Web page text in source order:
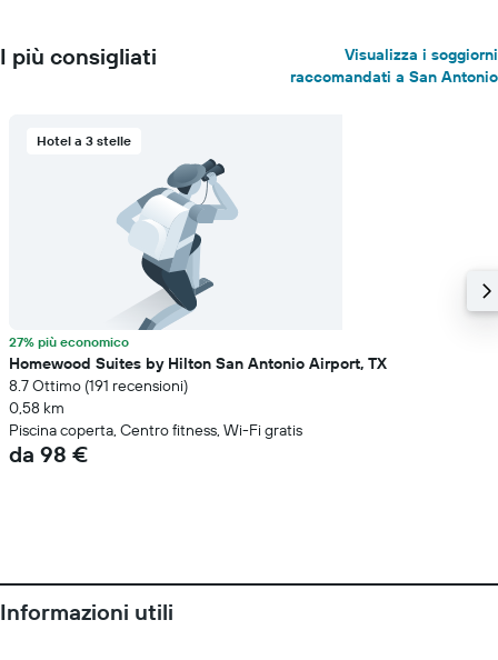
I più consigliati
Visualizza i soggiorni
raccomandati a San Antonio
Hotel a 3 stelle
27% più economico
Homewood Suites by Hilton San Antonio Airport, TX
8.7 Ottimo (191 recensioni)
0,58 km
Piscina coperta, Centro fitness, Wi-Fi gratis
da 98 €
Informazioni utili